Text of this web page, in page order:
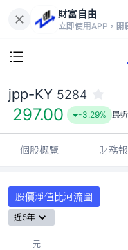
財富自由
立即使用APP，開
jpp-KY 5284
297.00 -3.29% 最
個股概覽 財務
股價淨值比河流圖
近5年